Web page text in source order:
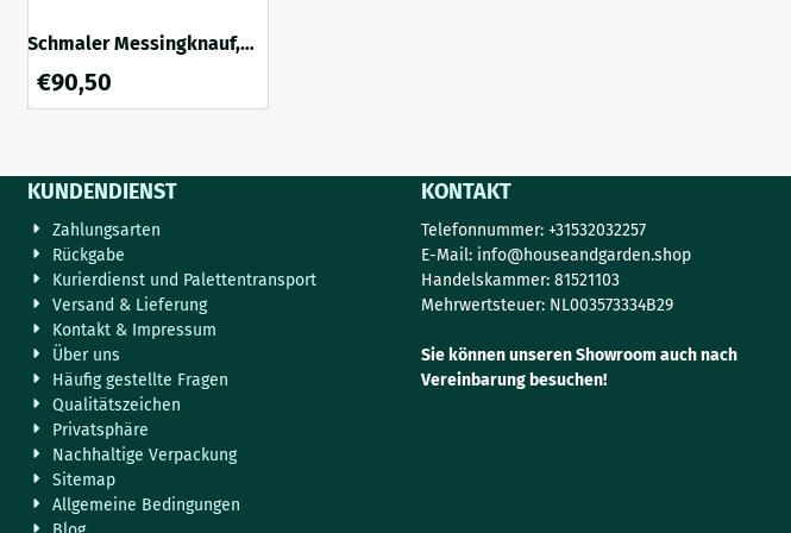
Schmaler Messingknauf,
Rosette, Gründerzeit,
feststehender Knauf
€90,50
KUNDENDIENST
Zahlungsarten
Rückgabe
Kurierdienst und Palettentransport
Versand & Lieferung
Kontakt & Impressum
Über uns
Häufig gestellte Fragen
Qualitätszeichen
Privatsphäre
Nachhaltige Verpackung
Sitemap
Allgemeine Bedingungen
KONTAKT
Telefonnummer: +31532032257
E-Mail: info@houseandgarden.shop
Handelskammer: 81521103
Mehrwertsteuer: NL003573334B29
Sie können unseren Showroom auch nach
Vereinbarung besuchen!